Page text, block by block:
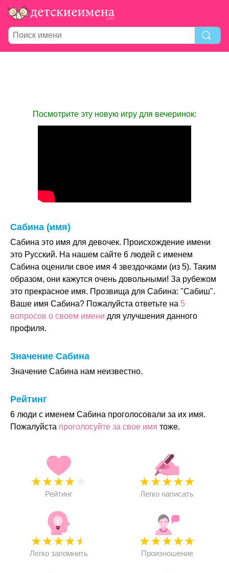
Посмотрите эту новую игру для вечеринок:
Сабина (имя)
Сабина это имя для девочек. Происхождение имени
это Русский. На нашем сайте 6 людей с именем
Сабина оценили свое имя 4 звездочками (из 5). Таким
образом, они кажутся очень довольными! За рубежом
это прекрасное имя. Прозвища для Сабина: "Сабиш".
Ваше имя Сабина? Пожалуйста ответьте на 5
вопросов о своем имени для улучшения данного
профиля.
Значение Сабина
Значение Сабина нам неизвестно.
Рейтинг
6 люди с именем Сабина проголосовали за их имя.
Пожалуйста проголосуйте за свое имя тоже.
★★★★
Рейтинг
★★★★★
Легко написать
★★★★★
Легко запомнить
★★★★★
Произношение